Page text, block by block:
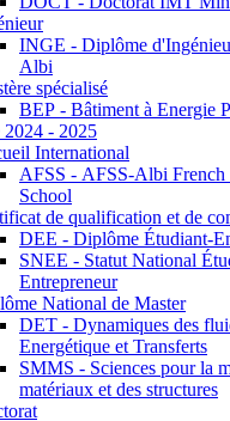
INGE - Diplôme
Albi
spécialisé
BEP - Bâtiment à Energie
2024 - 2025
International
AFSS - AFSS-Albi French
School
de qualification et de
DEE - Diplôme Étudiant-
SNEE - Statut National
Entrepreneur
National de Master
DET - Dynamiques des
Energétique et Transferts
SMMS - Sciences pour la
matériaux et des structures